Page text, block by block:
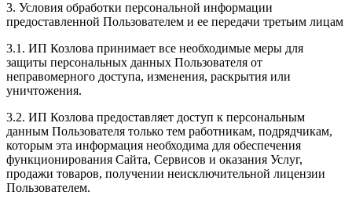
3. Условия обработки персональной информации
предоставленной Пользователем и ее передачи третьим лицам
3.1. ИП Козлова принимает все необходимые меры для
защиты персональных данных Пользователя от
неправомерного доступа, изменения, раскрытия или
уничтожения.
3.2. ИП Козлова предоставляет доступ к персональным
данным Пользователя только тем работникам, подрядчикам,
которым эта информация необходима для обеспечения
функционирования Сайта, Сервисов и оказания Услуг,
продажи товаров, получении неисключительной лицензии
Пользователем.